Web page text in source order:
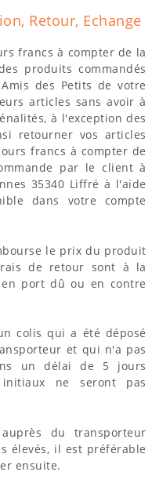
Retour, Echange
francs à compter de la
produits commandés
des Petits de votre
articles sans avoir à
à l'exception des
retourner vos articles
francs à compter de
par le client à
35340 Liffré à l'aide
dans votre compte
le prix du produit
de retour sont à la
port dû ou en contre
colis qui a été déposé
et qui n'a pas
un délai de 5 jours
ne seront pas
du transporteur
élevés, il est préférable
ensuite.